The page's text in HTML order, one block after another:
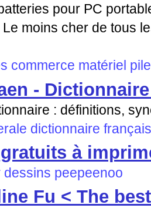
pour PC
moins cher de tous
commerce matériel
-
: définitions,
dictionnaire français
à
dessins peepeenoo
Fu < The